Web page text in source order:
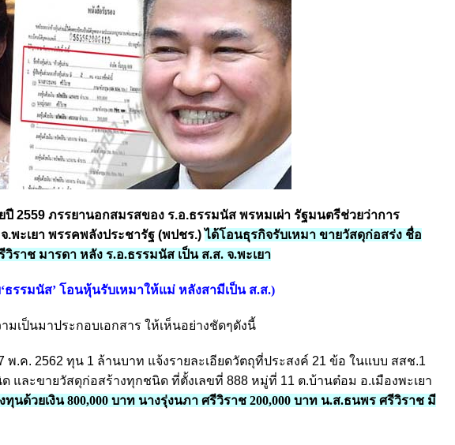
2559 ภรรยานอกสมรสของ ร.อ.ธรรมนัส พรหมเผ่า รัฐมนตรีช่วยว่าการ
.พะเยา พรรคพลังประชารัฐ (พปชร.)ได้โอนธุรกิจรับเหมา ขายวัสดุก่อสร่ง ชื่อ
าช มารดา หลัง ร.อ.ธรรมนัส เป็น ส.ส. จ.พะเยา
‘ธรรมนัส’ โอนหุ้นรับเหมาให้แม่ หลังสามีเป็น ส.ส.)
ามเป็นมาประกอบเอกสาร ให้เห็นอย่างชัดๆดังนี้
พ.ค. 2562 ทุน 1 ล้านบาท แจ้งรายละเอียดวัตถุที่ประสงค์ 21 ข้อ ในแบบ สสช.1
และขายวัสดุก่อสร้างทุกชนิด ที่ตั้งเลขที่ 888 หมู่ที่ 11 ต.บ้านต๋อม อ.เมืองพะเยา
นด้วยเงิน 800,000 บาท นางรุ่งนภา ศรีวิราช 200,000 บาท น.ส.ธนพร ศรีวิราช มี